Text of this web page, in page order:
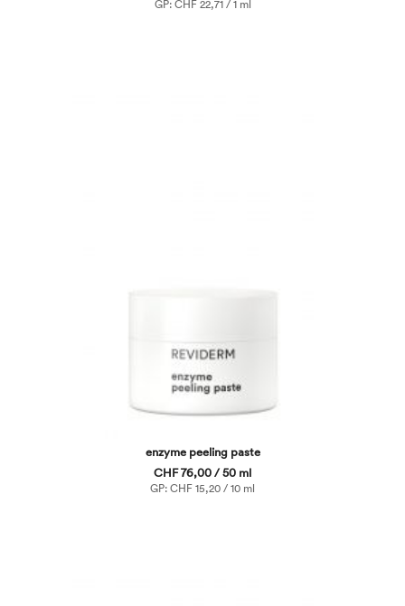
GP: CHF 22,71 / 1 ml
enzyme peeling paste
CHF 76,00 / 50 ml
GP: CHF 15,20 / 10 ml